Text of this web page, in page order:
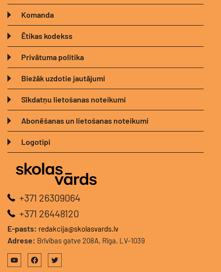
Komanda
Ētikas kodekss
Privātuma politika
Biežāk uzdotie jautājumi
Sīkdatņu lietošanas noteikumi
Abonēšanas un lietošanas noteikumi
Logotipi
+371 26309064
+371 26448120
E-pasts: redakcija@skolasvards.lv
Adrese: Brīvības gatve 208A, Rīga, LV-1039